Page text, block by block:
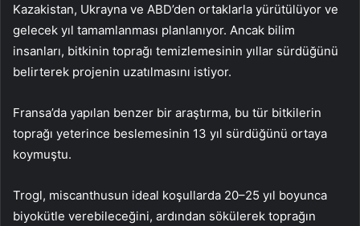
Kazakistan, Ukrayna ve ABD’den ortaklarla yürütülüyor ve
gelecek yıl tamamlanması planlanıyor. Ancak bilim
insanları, bitkinin toprağı temizlemesinin yıllar sürdüğünü
belirterek projenin uzatılmasını istiyor.
Fransa’da yapılan benzer bir araştırma, bu tür bitkilerin
toprağı yeterince beslemesinin 13 yıl sürdüğünü ortaya
koymuştu.
Trogl, miscanthusun ideal koşullarda 20–25 yıl boyunca
biyokütle verebileceğini, ardından sökülerek toprağın